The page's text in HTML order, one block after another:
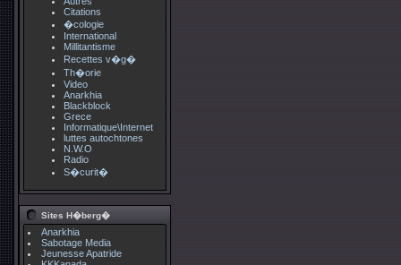
Citations
�cologie
International
Millitantisme
Recettes v�g�
Th�orie
Video
Anarkhia
Blackblock
Grece
Informatique\Internet
luttes autochtones
N.W.O
Radio
S�curit�
Sites H�berg�
Anarkhia
Sabotage Media
Jeunesse Apatride